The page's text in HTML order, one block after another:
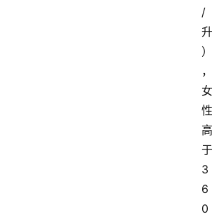
/
升
）
，
女
性
高
于
3
6
0